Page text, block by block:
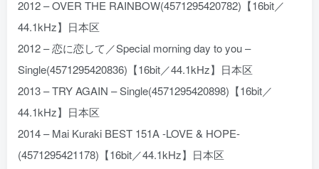
2012 – OVER THE RAINBOW(4571295420782)【16bit／
44.1kHz】日本区
2012 – 恋に恋して／Special morning day to you –
Single(4571295420836)【16bit／44.1kHz】日本区
2013 – TRY AGAIN – Single(4571295420898)【16bit／
44.1kHz】日本区
2014 – Mai Kuraki BEST 151A -LOVE & HOPE-
(4571295421178)【16bit／44.1kHz】日本区